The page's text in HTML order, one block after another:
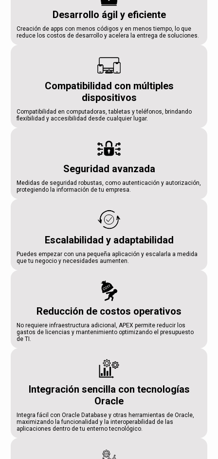
Desarrollo ágil y eficiente
Creación de apps con menos códigos y en menos tiempo, lo que
reduce los costos de desarrollo y acelera la entrega de soluciones.
Compatibilidad con múltiples
dispositivos
Compatibilidad en computadoras, tabletas y teléfonos, brindando
flexibilidad y accesibilidad desde cualquier lugar.
Seguridad avanzada
Medidas de seguridad robustas, como autenticación y autorización,
protegiendo la información de tu empresa.
Escalabilidad y adaptabilidad
Puedes empezar con una pequeña aplicación y escalarla a medida
que tu negocio y necesidades aumenten.
Reducción de costos operativos
No requiere infraestructura adicional, APEX permite reducir los
gastos de licencias y mantenimiento optimizando el presupuesto
de TI.
Integración sencilla con tecnologías
Oracle
Integra fácil con Oracle Database y otras herramientas de Oracle,
maximizando la funcionalidad y la interoperabilidad de las
aplicaciones dentro de tu enterno tecnológico.